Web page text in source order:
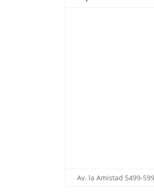
Av. la Amistad 5499-